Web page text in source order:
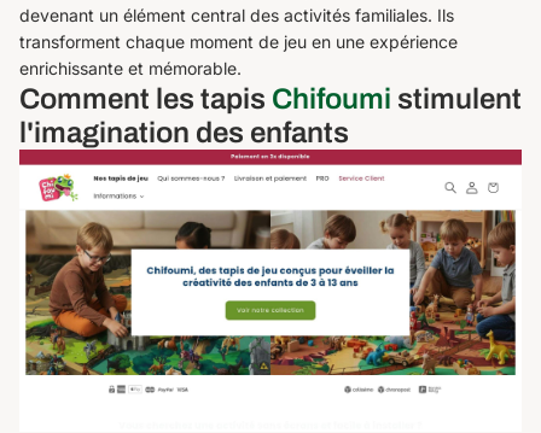
devenant un élément central des activités familiales. Ils
transforment chaque moment de jeu en une expérience
enrichissante et mémorable.
Comment les tapis Chifoumi stimulent
l'imagination des enfants